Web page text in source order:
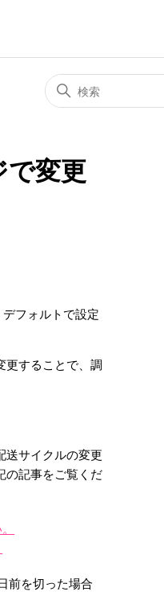
で変更
フォルトで設定
更することで、調
送サイクルの変更
の記事をご覧くだ
前を切った場合